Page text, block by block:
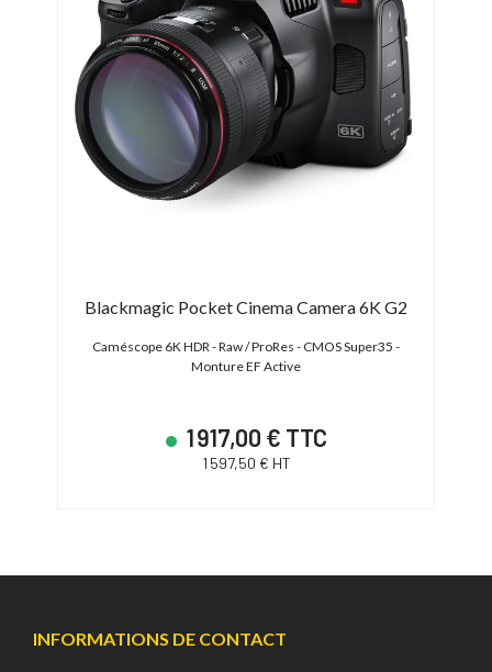
Blackmagic Pocket Cinema Camera 6K G2
Caméscope 6K HDR - Raw / ProRes - CMOS Super35 -
Monture EF Active
1 917,00 € TTC
1 597,50 € HT
INFORMATIONS DE CONTACT